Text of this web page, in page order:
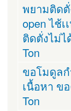
พยามติด
open ไช้
ติดตั่งไม่ไ
Ton
ขอโมดูลก
เนื้อหา ข
Ton